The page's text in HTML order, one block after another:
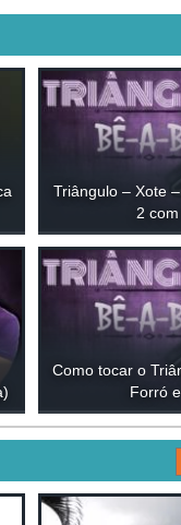
Triângulo – Xote
2
Como tocar o
Forró